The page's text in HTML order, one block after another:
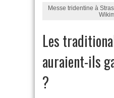
Messe tridentine à
Les
auraient-ils
?